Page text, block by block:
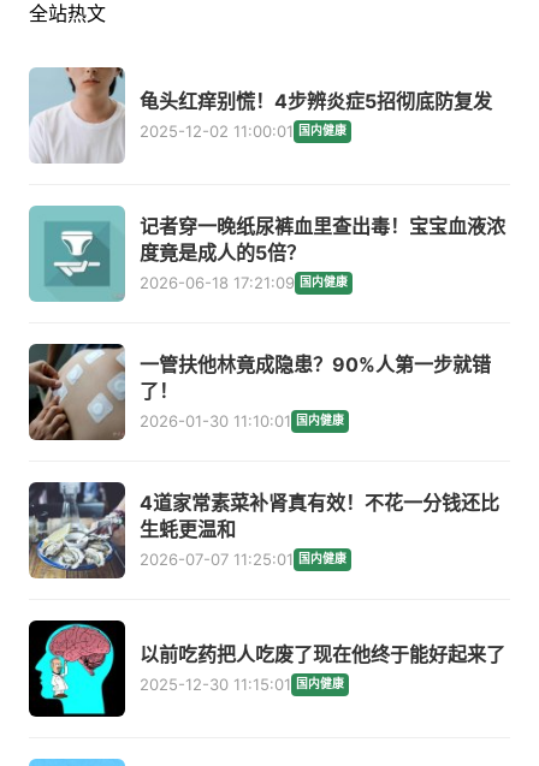
全站热文
龟头红痒别慌！4步辨炎症5招彻底防复发
2025-12-02 11:00:01 国内健康
记者穿一晚纸尿裤血里查出毒！宝宝血液浓
度竟是成人的5倍？
2026-06-18 17:21:09 国内健康
一管扶他林竟成隐患？90%人第一步就错
了！
2026-01-30 11:10:01 国内健康
4道家常素菜补肾真有效！不花一分钱还比
生蚝更温和
2026-07-07 11:25:01 国内健康
以前吃药把人吃废了现在他终于能好起来了
2025-12-30 11:15:01 国内健康